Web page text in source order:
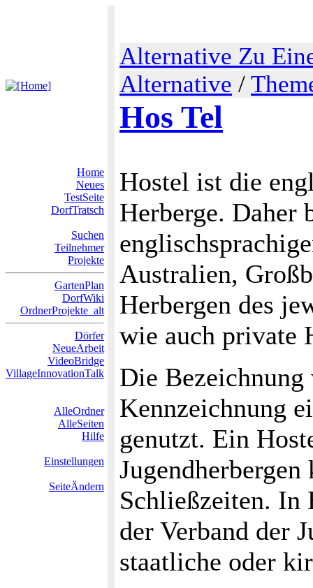
Alternative Zu
Alternative /
Hos Tel
Home
Neues
TestSeite
DorfTratsch
Suchen
Teilnehmer
Projekte
GartenPlan
DorfWiki
OrdnerProjekte_alt
Dörfer
NeueArbeit
VideoBridge
VillageInnovationTalk
AlleOrdner
AlleSeiten
Hilfe
Einstellungen
SeiteÄndern
Hostel ist die
Herberge. Daher
Australien,
Herbergen des
wie auch private
Die
Kennzeichnung
genutzt. Ein
Schließzeiten. In
der Verband der
staatliche oder